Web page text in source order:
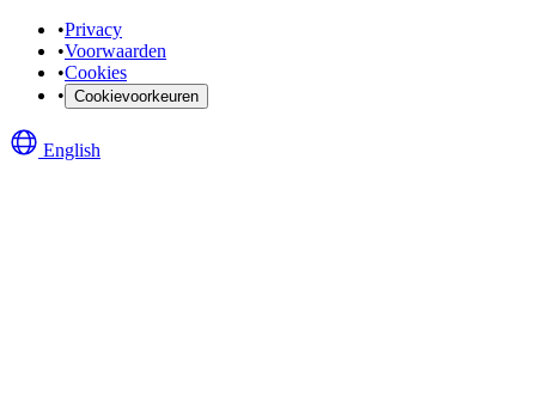
•Privacy
•Voorwaarden
•Cookies
• Cookievoorkeuren
English